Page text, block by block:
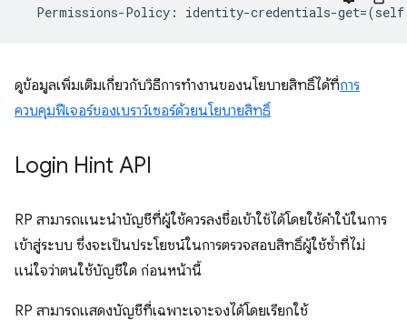
Permissions-Policy : identity-credentials-get=(self
ดูข้อมูลเพิ่มเติมเกี่ยวกับวิธีการทำงานของนโยบายสิทธิ์ได้ที่การ
ควบคุมฟีเจอร์ของเบราว์เซอร์ด้วยนโยบายสิทธิ์
Login Hint API
RP สามารถแนะนำบัญชีที่ผู้ใช้ควรลงชื่อเข้าใช้ได้โดยใช้คำใบ้ในการ
เข้าสู่ระบบ ซึ่งจะเป็นประโยชน์ในการตรวจสอบสิทธิ์ผู้ใช้ซ้ำที่ไม่
แน่ใจว่าตนใช้บัญชีใด ก่อนหน้านี้
RP สามารถแสดงบัญชีที่เฉพาะเจาะจงได้โดยเรียกใช้